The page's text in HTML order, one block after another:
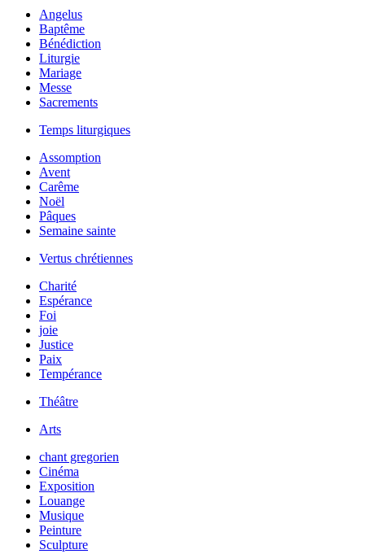
Angelus
Baptême
Bénédiction
Liturgie
Mariage
Messe
Sacrements
Temps liturgiques
Assomption
Avent
Carême
Noël
Pâques
Semaine sainte
Vertus chrétiennes
Charité
Espérance
Foi
joie
Justice
Paix
Tempérance
Théâtre
Arts
chant gregorien
Cinéma
Exposition
Louange
Musique
Peinture
Sculpture